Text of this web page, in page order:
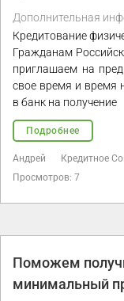
Дополнительная
Кредитование
Гражданам
приглашаем на
свое время и время
в банк на получение
Подробнее
Андрей Кредитное
Просмотров: 7
Поможем
минимальный